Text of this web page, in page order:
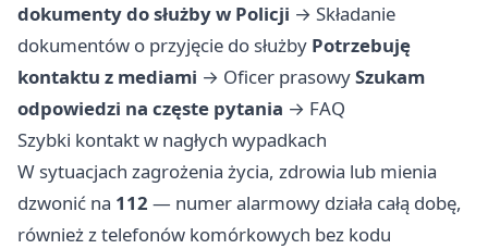
dokumenty do służby w Policji → Składanie
dokumentów o przyjęcie do służby Potrzebuję
kontaktu z mediami → Oficer prasowySzukam
odpowiedzi na częste pytania → FAQ
Szybki kontakt w nagłych wypadkach
W sytuacjach zagrożenia życia, zdrowia lub mienia
dzwonić na 112 — numer alarmowy działa całą dobę,
również z telefonów komórkowych bez kodu